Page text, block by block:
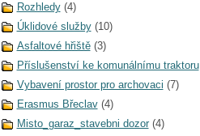
Rozhledy (4)
Úklidové služby (10)
Asfaltové hřiště (3)
Příslušenství ke komunálnímu traktoru
Vybavení prostor pro archovaci (7)
Erasmus Břeclav (4)
Misto_garaz_stavebni dozor (4)